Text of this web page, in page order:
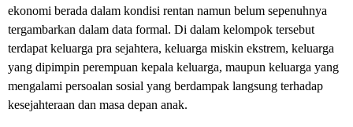
ekonomi berada dalam kondisi rentan namun belum sepenuhnya
tergambarkan dalam data formal. Di dalam kelompok tersebut
terdapat keluarga pra sejahtera, keluarga miskin ekstrem, keluarga
yang dipimpin perempuan kepala keluarga, maupun keluarga yang
mengalami persoalan sosial yang berdampak langsung terhadap
kesejahteraan dan masa depan anak.